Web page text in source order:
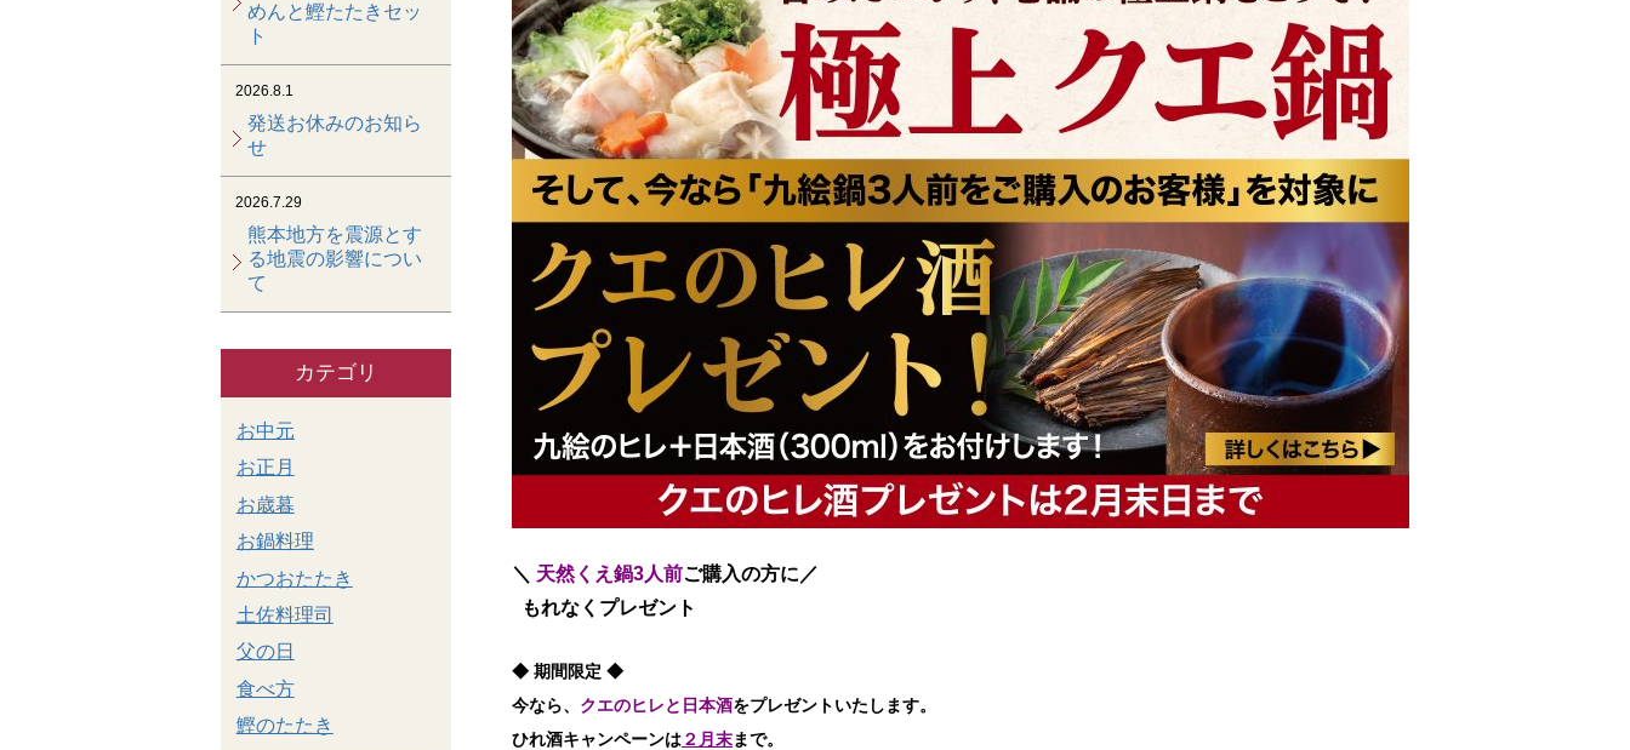
＼ 天然くえ鍋3人前ご購入の方に ／
もれなくプレゼント
◆ 期間限定 ◆
今なら、 クエのヒレと日本酒をプレゼントいたします。
ひれ酒キャンペーンは２月末まで。
めんと鰹たたきセッ
ト
2026.8.1
発送お休みのお知ら
せ
2026.7.29
熊本地方を震源とす
る地震の影響につい
て
カテゴリ
お中元
お正月
お歳暮
お鍋料理
かつおたたき
土佐料理司
父の日
食べ方
鰹のたたき